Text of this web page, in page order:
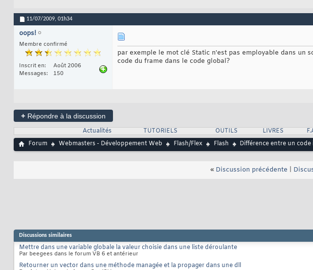
11/07/2009, 01h34
oops!
Membre confirmé
Inscrit en
Août 2006
Messages
150
par exemple le mot clé Static n'est pas employable dans un
code du frame dans le code global?
+ Répondre à la discussion
Actualités
TUTORIELS OUTILS LIVRES
Forum
Webmasters - Développement Web Flash/Flex Flash Différence entre un
« Discussion précédente
Discussions similaires
Mettre dans une variable globale la valeur choisie dans une liste déroulante
Par beegees dans le forum VB 6 et antérieur
Retourner un vector dans une méthode managée et la propager dans une dll